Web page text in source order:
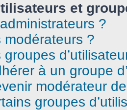
et
?
modérateurs ?
à un groupe
modérateur
groupes